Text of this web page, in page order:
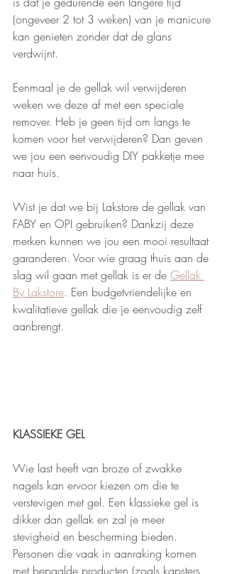
(ongeveer 2 tot 3 weken) van je manicure
kan genieten zonder dat de glans
verdwijnt.
Eenmaal je de gellak wil verwijderen
weken we deze af met een speciale
remover. Heb je geen tijd om langs te
komen voor het verwijderen? Dan geven
we jou een eenvoudig DIY pakketje mee
naar huis.
Wist je dat we bij Lakstore de gellak van
FABY en OPI gebruiken? Dankzij deze
merken kunnen we jou een mooi resultaat
garanderen. Voor wie graag thuis aan de
slag wil gaan met gellak is er de Gellak
By Lakstore. Een budgetvriendelijke en
kwalitatieve gellak die je eenvoudig zelf
aanbrengt.
KLASSIEKE GEL
Wie last heeft van broze of zwakke
nagels kan ervoor kiezen om die te
verstevigen met gel. Een klassieke gel is
dikker dan gellak en zal je meer
stevigheid en bescherming bieden.
Personen die vaak in aanraking komen
met bepaalde producten (zoals kapsters,